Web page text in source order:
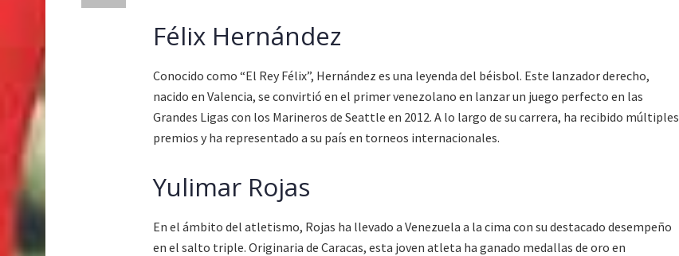
Félix Hernández
Conocido como “El Rey Félix”, Hernández es una leyenda del béisbol. Este lanzador derecho,
nacido en Valencia, se convirtió en el primer venezolano en lanzar un juego perfecto en las
Grandes Ligas con los Marineros de Seattle en 2012. A lo largo de su carrera, ha recibido múltiples
premios y ha representado a su país en torneos internacionales.
Yulimar Rojas
En el ámbito del atletismo, Rojas ha llevado a Venezuela a la cima con su destacado desempeño
en el salto triple. Originaria de Caracas, esta joven atleta ha ganado medallas de oro en